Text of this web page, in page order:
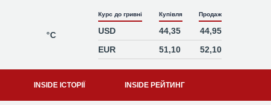
°C
Курс до гривні Купівля Продаж
USD 44,35
44,95
EUR
51,10 52,10
INSIDE ІСТОРІЇ INSIDE РЕЙТИНГ